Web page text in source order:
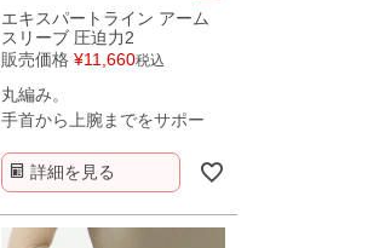
エキスパートライン アーム
スリーブ 圧迫力2
販売価格 ¥11,660税込
丸編み。
手首から上腕までをサポー
詳細を見る